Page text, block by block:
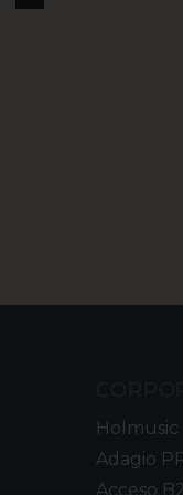
Holmusic
Adagio
Acceso